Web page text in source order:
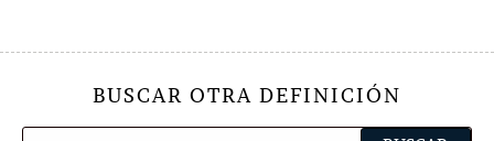
BUSCAR OTRA DEFINICIÓN